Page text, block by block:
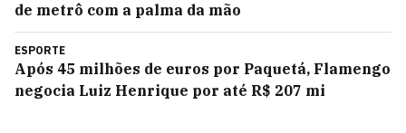
de metrô com a palma da mão
ESPORTE
Após 45 milhões de euros por Paquetá, Flamengo
negocia Luiz Henrique por até R$ 207 mi